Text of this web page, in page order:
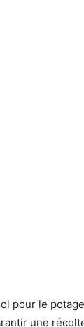
pour le
une